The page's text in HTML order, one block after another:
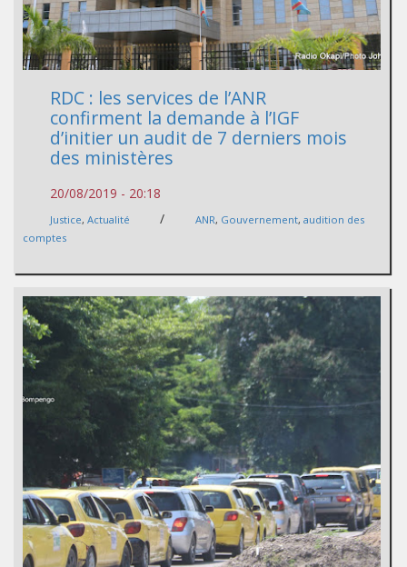
RDC : les services de l’ANR
confirment la demande à l’IGF
d’initier un audit de 7 derniers mois
des ministères
20/08/2019 - 20:18
Justice, Actualité / ANR, Gouvernement, audition des
comptes